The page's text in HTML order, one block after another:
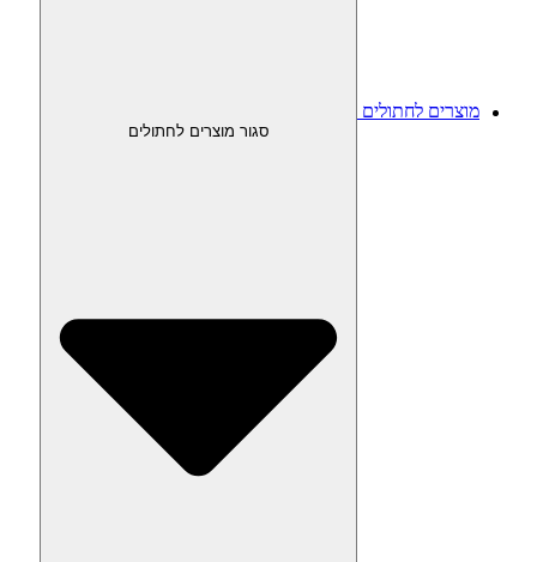
מוצרים לחתולים
סגור מוצרים לחתולים